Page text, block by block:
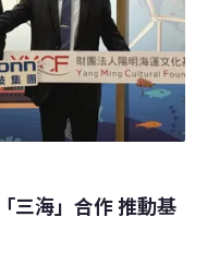
撞期，改以錄影方式
的珊瑚物種鑑定「錯
三海」合作 推動基